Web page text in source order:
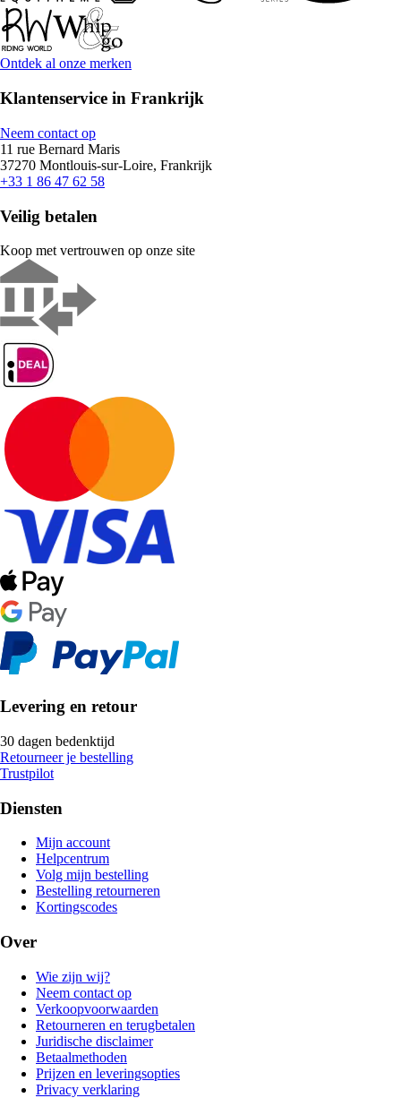
Ontdek al onze merken
Klantenservice in Frankrijk
Neem contact op
11 rue Bernard Maris
37270 Montlouis-sur-Loire, Frankrijk
+33 1 86 47 62 58
Veilig betalen
Koop met vertrouwen op onze site
Levering en retour
30 dagen bedenktijd
Retourneer je bestelling
Trustpilot
Diensten
Mijn account
Helpcentrum
Volg mijn bestelling
Bestelling retourneren
Kortingscodes
Over
Wie zijn wij?
Neem contact op
Verkoopvoorwaarden
Retourneren en terugbetalen
Juridische disclaimer
Betaalmethoden
Prijzen en leveringsopties
Privacy verklaring